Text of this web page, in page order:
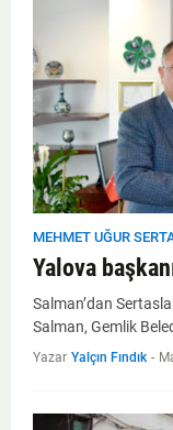
MEHMET UĞUR
Yalova
Salman’dan
Salman, Gemlik
Yazar Yalçın Fındık -